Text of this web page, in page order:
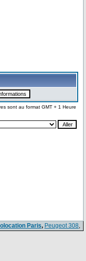
sont au format GMT + 1 Heure
Paris, Peugeot 308,